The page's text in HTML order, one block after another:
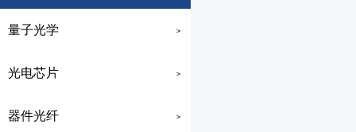
量子光学 >
光电芯片 >
器件光纤 >